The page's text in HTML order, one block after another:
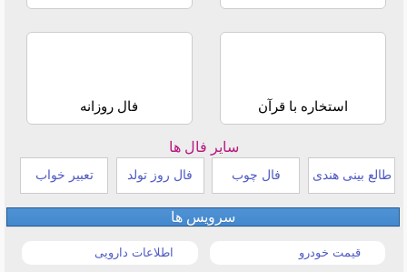
استخاره با قرآن فال روزانه
سایر فال ها
طالع بینی هندی فال چوب فال روز تولد تعبیر خواب
سرویس ها
قیمت خودرو اطلاعات دارویی